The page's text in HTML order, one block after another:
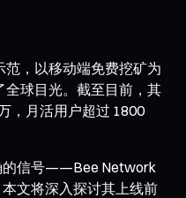
范，以移动端免费挖矿为
球目光。截至目前，其
，月活用户超过 1800
的信号——Bee Network
文将深入探讨其上线前